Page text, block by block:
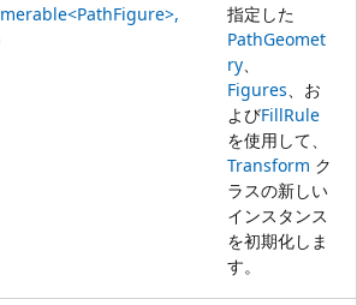
指定した
PathGeomet
ry
Figures 、お
よびFillRule
を使用して、
Transform ク
ラスの新しい
インスタンス
を初期化しま
す。